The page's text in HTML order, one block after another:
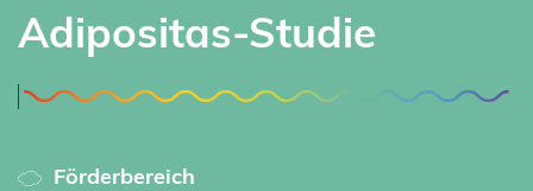
Adipositas-Studie
Förderbereich